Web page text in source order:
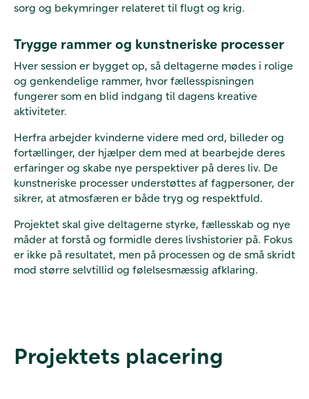
sorg og bekymringer relateret til flugt og krig.
Trygge rammer og kunstneriske processer
Hver session er bygget op, så deltagerne mødes i rolige
og genkendelige rammer, hvor fællesspisningen
fungerer som en blid indgang til dagens kreative
aktiviteter.
Herfra arbejder kvinderne videre med ord, billeder og
fortællinger, der hjælper dem med at bearbejde deres
erfaringer og skabe nye perspektiver på deres liv. De
kunstneriske processer understøttes af fagpersoner, der
sikrer, at atmosfæren er både tryg og respektfuld.
Projektet skal give deltagerne styrke, fællesskab og nye
måder at forstå og formidle deres livshistorier på. Fokus
er ikke på resultatet, men på processen og de små skridt
mod større selvtillid og følelsesmæssig afklaring.
Projektets placering